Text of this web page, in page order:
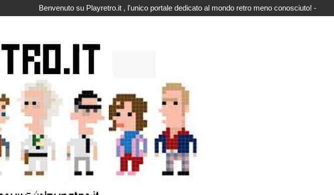
Benvenuto su Playretro.it , l'unico portale dedicato al mondo retro meno conosciuto! -